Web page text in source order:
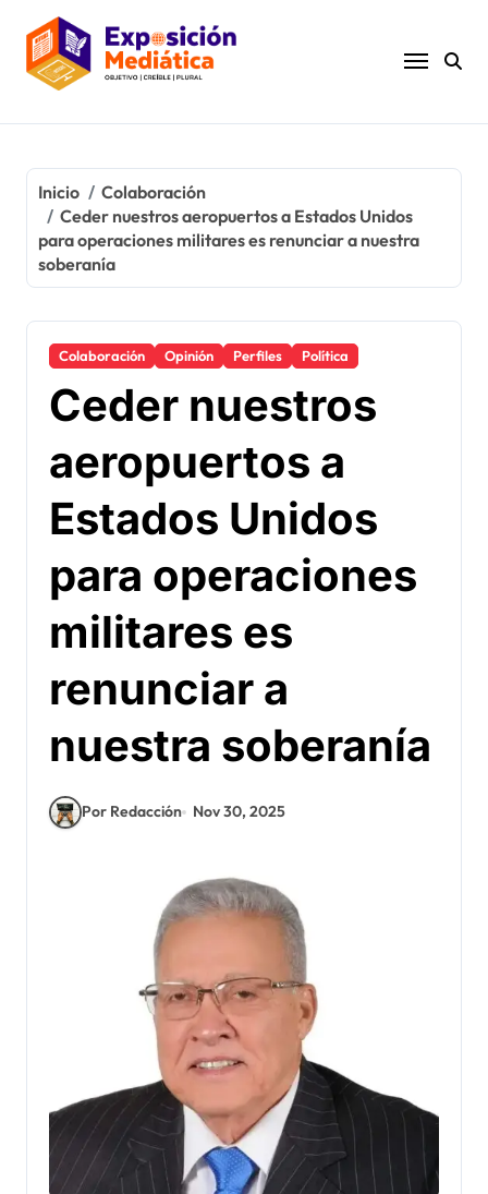
contenido
Inicio
Colaboración
Ceder nuestros aeropuertos a Estados Unidos
para operaciones militares es renunciar a nuestra
soberanía
Colaboración Opinión Perfiles Política
Ceder nuestros
aeropuertos a
Estados Unidos
para operaciones
militares es
renunciar a
nuestra soberanía
Por Redacción Nov 30, 2025